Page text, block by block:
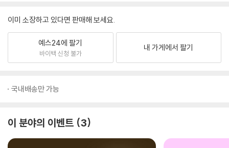
이미 소장하고 있다면 판매해 보세요.
예스24에 팔기
바이백 신청 불가
내 가게에서 팔기
국내배송만 가능
이 분야의 이벤트 3